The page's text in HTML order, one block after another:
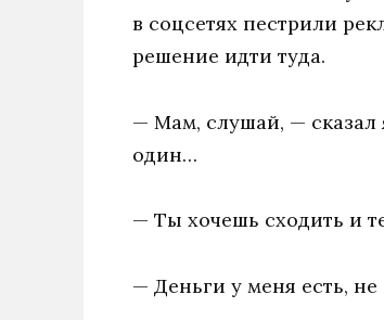
в соцсетях пестрили
решение идти туда.
— Мам, слушай, — сказал
один…
— Ты хочешь сходить и
— Деньги у меня есть,